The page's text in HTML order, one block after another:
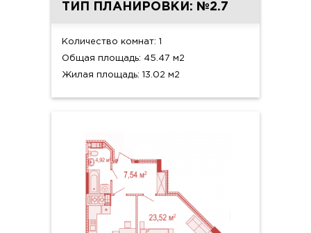
ТИП ПЛАНИРОВКИ: №2.7
Количество комнат: 1
Общая площадь: 45.47 м2
Жилая площадь: 13.02 м2